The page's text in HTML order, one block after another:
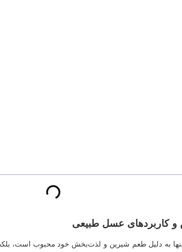
و کاربردهای عسل طبیعی
به دلیل طعم شیرین و لذت‌بخش خود محبوب است،